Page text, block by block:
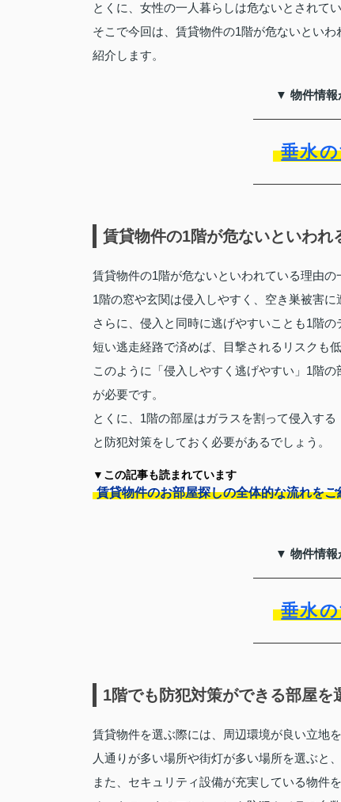
とくに、女性の一人暮らしは危ないとされて
そこで今回は、賃貸物件の1階が危ないとい
紹介します。
▼ 物件情報
垂水
賃貸物件の1階が危ないといわれ
賃貸物件の1階が危ないといわれている理由の
1階の窓や玄関は侵入しやすく、空き巣被害に
さらに、侵入と同時に逃げやすいことも1階の
短い逃走経路で済めば、目撃されるリスクも
このように「侵入しやすく逃げやすい」1階
が必要です。
とくに、1階の部屋はガラスを割って侵入す
と防犯対策をしておく必要があるでしょう。
▼この記事も読まれています
賃貸物件のお部屋探しの全体的な流れを
▼ 物件情報
垂水
1階でも防犯対策ができる部屋を
賃貸物件を選ぶ際には、周辺環境が良い立地
人通りが多い場所や街灯が多い場所を選ぶと
また、セキュリティ設備が充実している物件